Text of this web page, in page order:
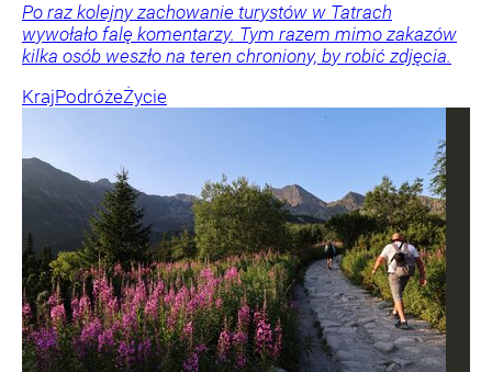
Po raz kolejny zachowanie turystów w Tatrach
wywołało falę komentarzy. Tym razem mimo zakazów
kilka osób weszło na teren chroniony, by robić zdjęcia.
KrajPodróżeŻycie